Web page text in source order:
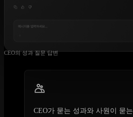
CEO의 성과 질문 답변
CEO가 묻는 성과와 사원이 묻